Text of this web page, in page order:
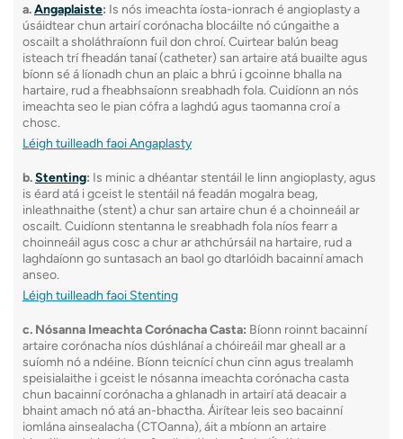
a.Angaplaiste: Is nós imeachta íosta-ionrach é angioplasty a
úsáidtear chun artairí corónacha blocáilte nó cúngaithe a
oscailt a sholáthraíonn fuil don chroí. Cuirtear balún beag
isteach trí fheadán tanaí (catheter) san artaire atá buailte agus
bíonn sé á líonadh chun an plaic a bhrú i gcoinne bhalla na
hartaire, rud a fheabhsaíonn sreabhadh fola. Cuidíonn an nós
imeachta seo le pian cófra a laghdú agus taomanna croí a
chosc.
Léigh tuilleadh faoi Angaplasty
b.Stenting: Is minic a dhéantar stentáil le linn angioplasty, agus
is éard atá i gceist le stentáil ná feadán mogalra beag,
inleathnaithe (stent) a chur san artaire chun é a choinneáil ar
oscailt. Cuidíonn stentanna le sreabhadh fola níos fearr a
choinneáil agus cosc ​​a chur ar athchúrsáil na hartaire, rud a
laghdaíonn go suntasach an baol go dtarlóidh bacainní amach
anseo.
Léigh tuilleadh faoi Stenting
c. Nósanna Imeachta Corónacha Casta: Bíonn roinnt bacainní
artaire corónacha níos dúshlánaí a chóireáil mar gheall ar a
suíomh nó a ndéine. Bíonn teicnící chun cinn agus trealamh
speisialaithe i gceist le nósanna imeachta corónacha casta
chun bacainní corónacha a ghlanadh in artairí atá deacair a
bhaint amach nó atá an-bhactha. Áirítear leis seo bacainní
iomlána ainsealacha (CTOanna), áit a mbíonn an artaire